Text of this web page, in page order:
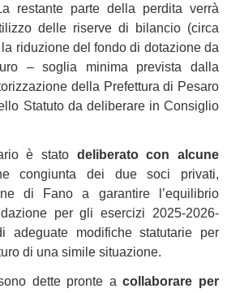
restante parte della perdita verrà
delle riserve di bilancio (circa
riduzione del fondo di dotazione da
– soglia minima prevista dalla
della Prefettura di Pesaro
Statuto da deliberare in Consiglio
è stato deliberato con alcune
congiunta dei due soci privati,
di Fano a garantire l’equilibrio
per gli esercizi 2025-2026-
adeguate modifiche statutarie per
di una simile situazione.
dette pronte acollaborare per